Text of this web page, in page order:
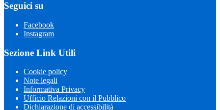
Seguici su
Facebook
Instagram
Sezione Link Utili
Cookie policy
Note legali
Informativa Privacy
Ufficio Relazioni con il Pubblico
Dichiarazione di accessibilità